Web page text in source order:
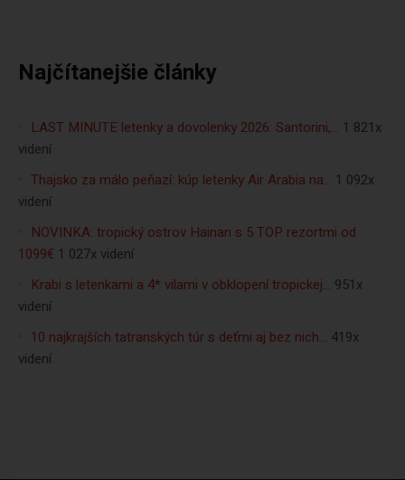
Najčítanejšie články
LAST MINUTE letenky a dovolenky 2026: Santorini,… 1 821x
videní
Thajsko za málo peňazí: kúp letenky Air Arabia na… 1 092x
videní
NOVINKA: tropický ostrov Hainan s 5 TOP rezortmi od
1099€ 1 027x videní
Krabi s letenkami a 4* vilami v obklopení tropickej… 951x
videní
10 najkrajších tatranských túr s deťmi aj bez nich… 419x
videní